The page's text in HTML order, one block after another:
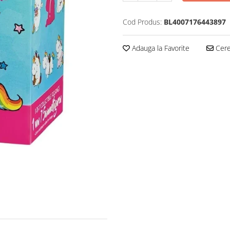
Cod Produs: BL4007176443897
Adauga la Favorite